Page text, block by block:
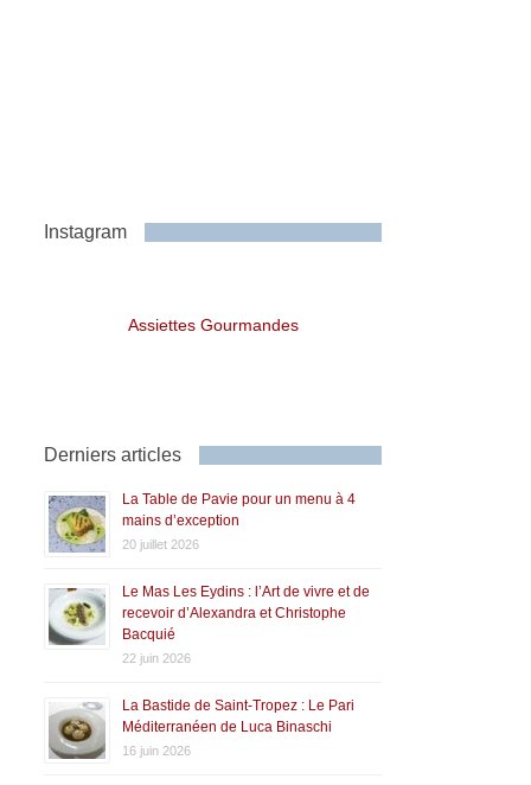
Instagram
Assiettes Gourmandes
Derniers articles
La Table de Pavie pour un menu à 4
mains d’exception
20 juillet 2026
Le Mas Les Eydins : l’Art de vivre et de
recevoir d’Alexandra et Christophe
Bacquié
22 juin 2026
La Bastide de Saint-Tropez : Le Pari
Méditerranéen de Luca Binaschi
16 juin 2026